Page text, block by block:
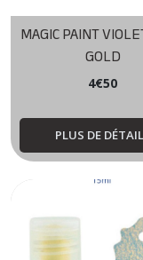
MAGIC PAINT
GOLD
4€50
PLUS DE